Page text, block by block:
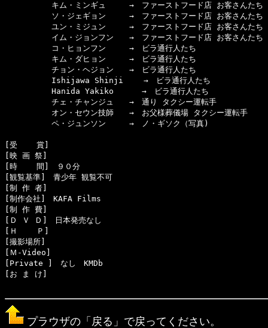
キム・ミンギュ　　　→　ファーストフード店 お客さんたち
ソ・ジェギョン　　　→　ファーストフード店 お客さんたち
ユン・ミジュン　　　→　ファーストフード店 お客さんたち
イム・ジョンフン　　→　ファーストフード店 お客さんたち
コ・ヒョンフン　　　→　ビラ通行人たち
キム・ダヒョン　　　→　ビラ通行人たち
チョン・ヘジョン　　→　ビラ通行人たち
Ishijawa Shinji　 　→　ビラ通行人たち
Hanida Yakiko　 　　→　ビラ通行人たち
チェ・チャンジュ　　→　通り タクシー運転手
オン・セウン技師　　→　お父様葬儀場 タクシー運転手
ペ・ジュンソン　　　→　ノ・ギソク（写真)
[受    賞]
[映 画 祭]
[時    間]　９０分
[観覧基準]　青少年 観覧不可
[制 作 者]
[制作会社]　KAFA Films
[制 作 費]
[Ｄ Ｖ Ｄ]　日本発売なし
[Ｈ    Ｐ]
[撮影場所]
[Ｍ-Video]
[Private ]　なし　KMDb
[お ま け]
プラウザの「戻る」で戻ってください。